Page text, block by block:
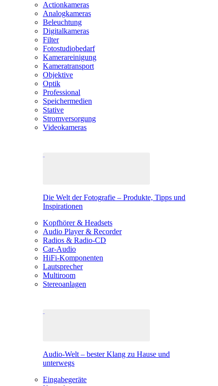
Actionkameras
Analogkameras
Beleuchtung
Digitalkameras
Filter
Fotostudiobedarf
Kamerareinigung
Kameratransport
Objektive
Optik
Professional
Speichermedien
Stative
Stromversorgung
Videokameras
Die Welt der Fotografie – Produkte, Tipps und
Inspirationen
Kopfhörer & Headsets
Audio Player & Recorder
Radios & Radio-CD
Car-Audio
HiFi-Komponenten
Lautsprecher
Multiroom
Stereoanlagen
Audio-Welt – bester Klang zu Hause und
unterwegs
Eingabegeräte